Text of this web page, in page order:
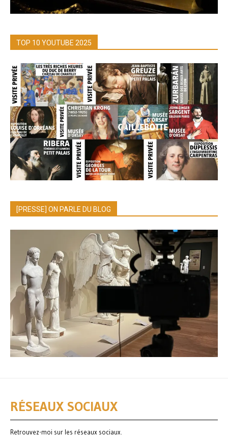
TOP 10 YOUTUBE 2025
[PRESSE] ON PARLE DU BLOG
RÉSEAUX SOCIAUX
Retrouvez-moi sur les réseaux sociaux.